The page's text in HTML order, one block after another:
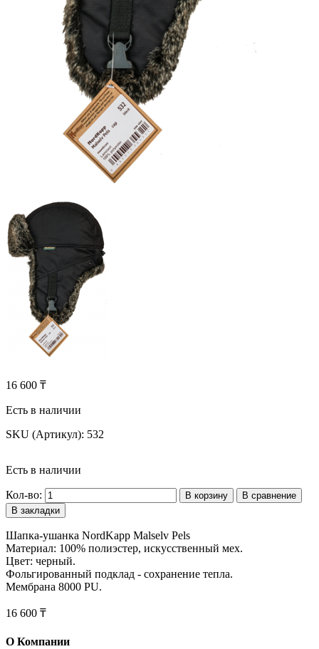
16 600 ₸
Есть в наличии
SKU (Артикул): 532
Есть в наличии
Кол-во: В корзину
В сравнение
В закладки
Шапка-ушанка NordKapp Malselv Pels
Материал: 100% полиэстер, искусственный мех.
Цвет: черный.
Фольгированный подклад - сохранение тепла.
Мембрана 8000 PU.
16 600 ₸
О Компании